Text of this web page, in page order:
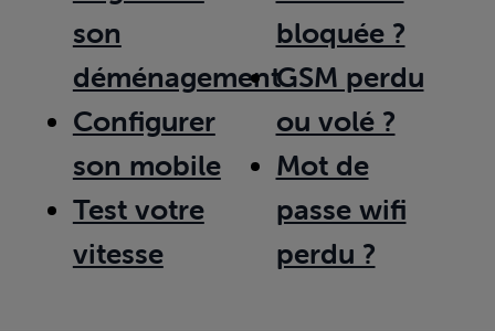
son
déménagement
Configurer
son mobile
Test votre
vitesse
bloquée ?
GSM perdu
ou volé ?
Mot de
passe wifi
perdu ?